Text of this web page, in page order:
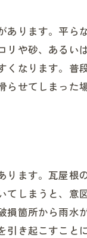
ります。平ら
や砂、あるい
なります。普
せてしまった
ます。瓦屋根
しまうと、意
箇所から雨水
き起こすこと